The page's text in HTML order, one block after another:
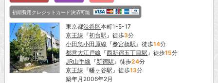
初期費用クレジットカード決済可能
東京都渋谷区本町1-5-17
京王線 『初台駅 』徒歩3分
小田急小田原線 『参宮橋駅 』徒歩14分
都営大江戸線 『西新宿五丁目駅 』徒歩15分
JR山手線 『新宿駅 』徒歩24分
京王線 『幡ヶ谷駅 』徒歩13分
築年月2006年2月